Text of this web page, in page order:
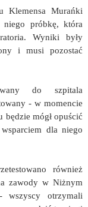
Klemensa Murańki
próbkę, która
Wyniki były
i musi pozostać
do szpitala
- w momencie
mógł opuścić
dla niego
również
zawody w Niżnym
otrzymali